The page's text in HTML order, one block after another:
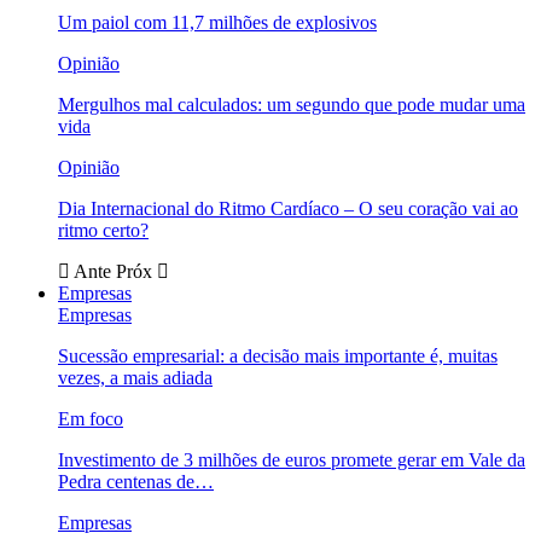
Um paiol com 11,7 milhões de explosivos
Opinião
Mergulhos mal calculados: um segundo que pode mudar uma
vida
Opinião
Dia Internacional do Ritmo Cardíaco – O seu coração vai ao
ritmo certo?
Ante Próx
Empresas
Empresas
Sucessão empresarial: a decisão mais importante é, muitas
vezes, a mais adiada
Em foco
Investimento de 3 milhões de euros promete gerar em Vale da
Pedra centenas de…
Empresas